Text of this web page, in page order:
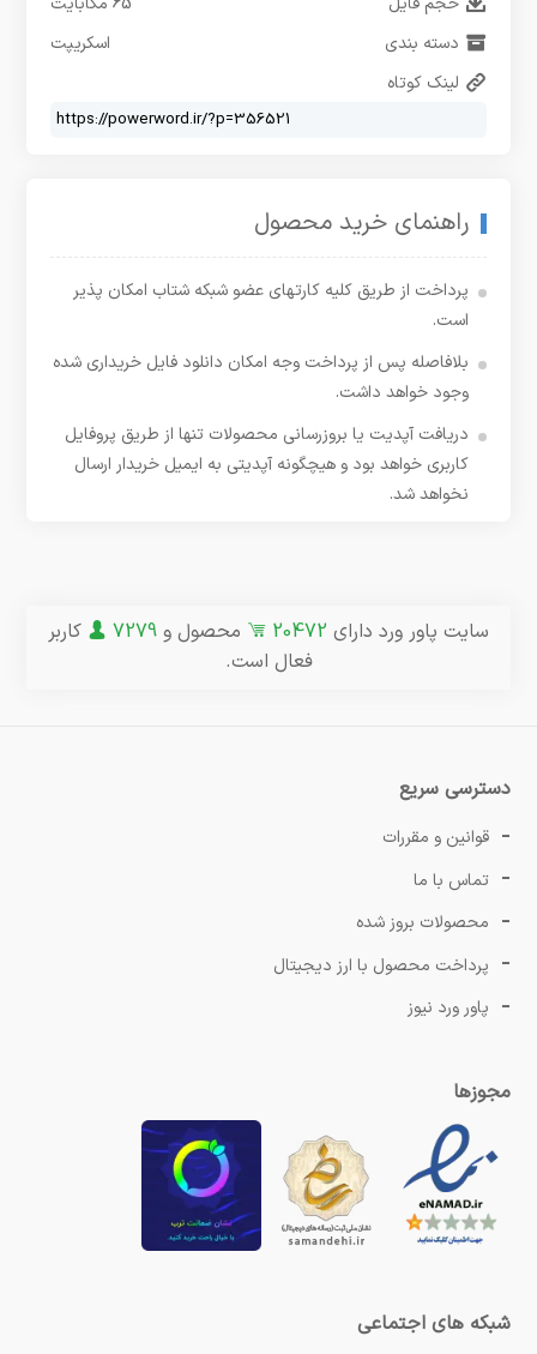
دسته بندی
اسکریپت
لینک کوتاه
راهنمای خرید محصول
پرداخت از طریق کلیه کارتهای عضو شبکه شتاب امکان پذیر
است.
بلافاصله پس از پرداخت وجه امکان دانلود فایل خریداری شده
وجود خواهد داشت.
دریافت آپدیت یا بروزرسانی محصولات تنها از طریق پروفایل
کاربری خواهد بود و هیچگونه آپدیتی به ایمیل خریدار ارسال
نخواهد شد.
سایت پاور ورد دارای 20472 محصول و 7279
کاربر
فعال است.
دسترسی سریع
قوانین و مقررات
تماس با ما
محصولات بروز شده
پرداخت محصول با ارز دیجیتال
پاور ورد نیوز
مجوزها
شبکه های اجتماعی